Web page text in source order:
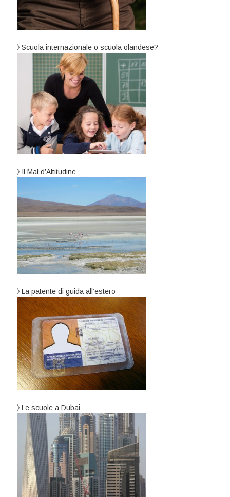
Scuola internazionale o scuola olandese?
Il Mal d’Altitudine
La patente di guida all’estero
Le scuole a Dubai